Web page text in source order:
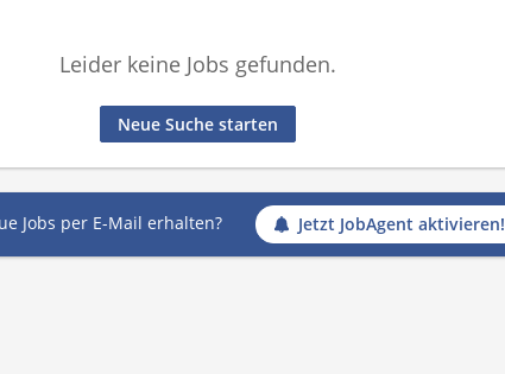
Leider keine Jobs gefunden.
Neue Suche starten
Jobs per E-Mail erhalten? Jetzt JobAgent aktivieren!